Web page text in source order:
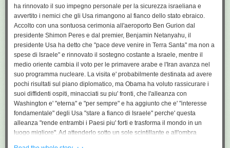
strascichi e polemiche. C’è, però, chi non esclude la sceneggiata, cioè
una montatura all’italiana, con Grillo furbone che ha prestato sotto banco
i suoi parlamentari necessari aBersani, fingendo poi di prendersela con
i suoi dissidenti, per non perdere la faccia con gli elettori duri e puri.
L’Europa osserva e non capisce: pensava che l’Italia avesse già dato
tutto con ilCav: evidentemente oltre le Alpi sottovalutano le risorse del
Belpaese.
Grillo processa i "dissidenti" del M5S: carota per chi fa autocritica,
bastone per chi non si piegaé stato pubblicato suPolisblog.it
08:45 di giovedì 21 marzo 2013. Leggete lecondizioni di utilizzo del
feed.
ha rinnovato il suo impegno personale per la sicurezza israeliana e
avvertito i nemici che gli Usa rimangono al fianco dello stato ebraico.
Accolto con una sontuosa cerimonia all'aeroporto Ben Gurion dal
presidente Shimon Peres e dal premier, Benjamin Netanyahu, il
presidente Usa ha detto che "pace deve venire in Terra Santa" ma non a
spese di Israele" e rinnovato il sostegno costante a Israele, mentre il
medio oriente cambia il voto per le primavere arabe e l'Iran avanza nel
suo programma nucleare. La visita e' probabilmente destinata ad avere
pochi risultati sul piano diplomatico, ma Obama ha voluto rassicurare i
suoi diffidenti ospiti, minacciati su piu' fronti, che l'alleanza con
Washington e' "eterna" e "per sempre" e ha aggiunto che e' "interesse
fondamentale" degli Usa "stare a fianco di Israele" perche' questa
alleanza "rende entrambi i Paesi piu' forti e trasforma il mondo in un
luogo migliore". Ad attenderlo sotto un sole scintillante e all'ombra